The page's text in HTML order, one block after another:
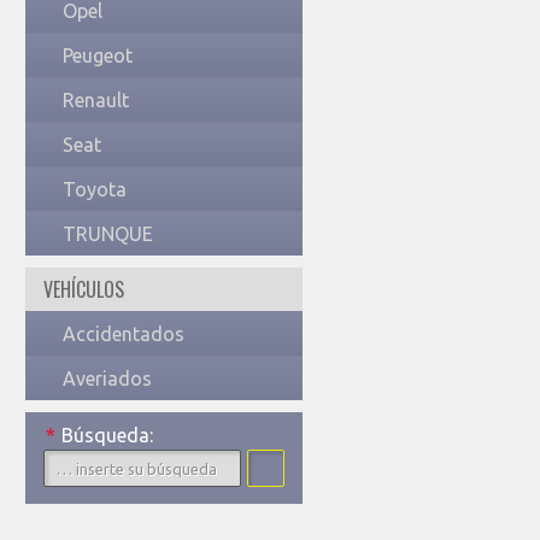
Opel
Peugeot
Renault
Seat
Toyota
TRUNQUE
VEHÍCULOS
Accidentados
Averiados
Búsqueda:
*